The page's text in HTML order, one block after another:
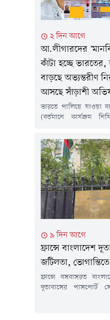
২ দিন আগে
আ.লীগারদের
কাঁটা হচ্ছে
বাড়ছে অভ্যন্তরীণ
আসছে সাঁড়াশী
ভারতে পালিয়ে যাওয়া
(বর্তমানে কার্যক্রম নিষিদ্ধ)
ভারতে অবস্থানের বিষয়টি নিয়ে দিল্লি পুলিশ,
কলকাতা পুলিশ এবং
সংস্থাগুলো অত্যন্ত
শেখ হাসিনা সরকারের
নেতা ও কর্মী অবৈধ
৯ দিন আগে
ফ্রান্সে বাংলাদেশ
জটিলতা, ভোগান্তিতে
ফ্রান্সে বসবাসরত
দূতাবাসের পাসপোর্ট